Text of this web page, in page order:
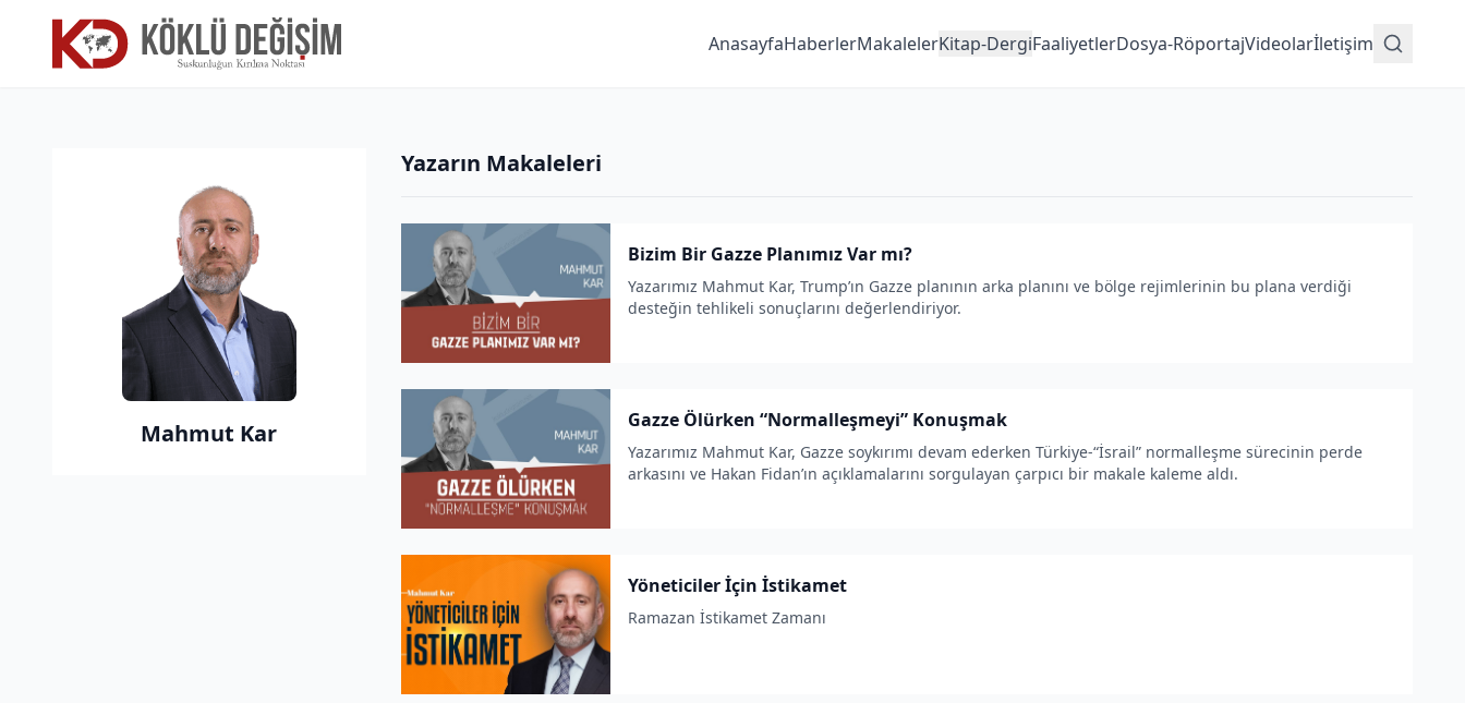
AnasayfaHaberlerMakalelerKitap-DergiFaaliyetlerDosya-RöportajVideolarİletişim
Mahmut Kar
Yazarın Makaleleri
Bizim Bir Gazze Planımız Var mı?
Yazarımız Mahmut Kar, Trump’ın Gazze planının arka planını ve bölge rejimlerinin bu plana verdiği
desteğin tehlikeli sonuçlarını değerlendiriyor.
Gazze Ölürken “Normalleşmeyi” Konuşmak
Yazarımız Mahmut Kar, Gazze soykırımı devam ederken Türkiye-“İsrail” normalleşme sürecinin perde
arkasını ve Hakan Fidan’ın açıklamalarını sorgulayan çarpıcı bir makale kaleme aldı.
Yöneticiler İçin İstikamet
Ramazan İstikamet Zamanı